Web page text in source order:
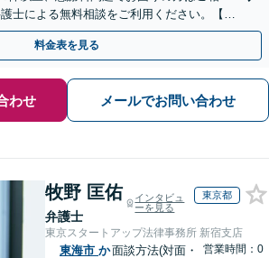
士による無料相談をご利用ください。【不
対応】
料金表を見る
わせ メールでお問い合わせ
牧野 匡佑
弁護士
インタビュ
ーを見る
東京都
東京スタートアップ法律事務所 新宿支店
東海市 か面談方法(対面・
営業時間：0